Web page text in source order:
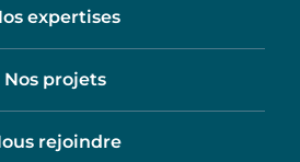
expertises
Nos projets
rejoindre